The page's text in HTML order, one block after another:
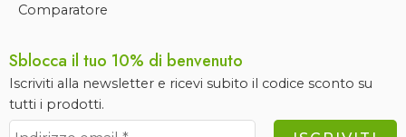
Comparatore
Sblocca il tuo 10% di benvenuto
Iscriviti alla newsletter e ricevi subito il codice sconto su
tutti i prodotti.